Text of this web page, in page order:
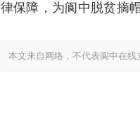
律保障，为阆中脱贫摘
本文来自网络，不代表阆中在线